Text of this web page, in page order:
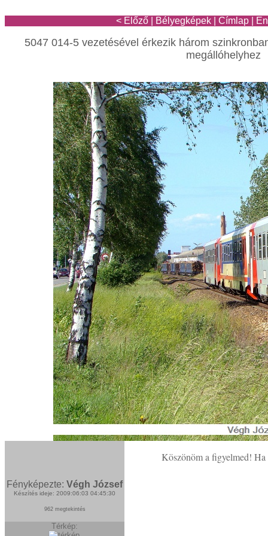
< Előző Bélyegképek Címlap
5047 014-5 vezetésével érkezik három
megállóhelyhez
Fényképezte: Végh József
Készítés ideje: 2009:06:03 04:45:30
962 megtekintés
Térkép:
Köszönöm a figyelmed!